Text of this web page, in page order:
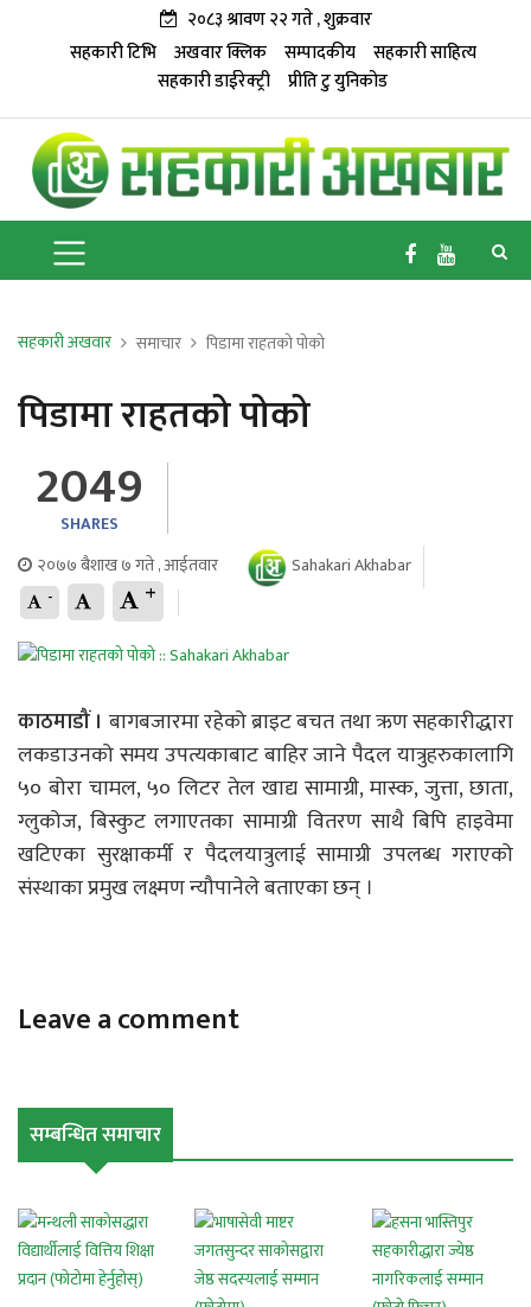
२०८३ श्रावण २२ गते , शुक्रवार
सहकारी टिभि
अखवार क्लिक सम्पादकीय
सहकारी साहित्य
सहकारी डाईरेक्ट्री प्रीति टु युनिकोड
सहकारी अखवार समाचार पिडामा राहतको पोको
पिडामा राहतको पोको
2049
SHARES
२०७७ बैशाख ७ गते , आईतवार
Sahakari Akhabar
- +
काठमाडौं । बागबजारमा रहेको ब्राइट बचत तथा ऋण सहकारीद्धारा
लकडाउनको समय उपत्यकाबाट बाहिर जाने पैदल यात्रुहरुकालागि
५० बोरा चामल, ५० लिटर तेल खाद्य सामाग्री, मास्क, जुत्ता, छाता,
ग्लुकोज, बिस्कुट लगाएतका सामाग्री वितरण साथै बिपि हाइवेमा
खटिएका सुरक्षाकर्मी र पैदलयात्रुलाई सामाग्री उपलब्ध गराएको
संस्थाका प्रमुख लक्ष्मण न्यौपानेले बताएका छन् ।
Leave a comment
सम्बन्धित समाचार